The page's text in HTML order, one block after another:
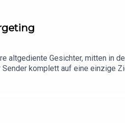
altgediente Gesichter, mitten in
komplett auf eine einzige
Gadamer und Huizinga uns
erscheint im Footballerei